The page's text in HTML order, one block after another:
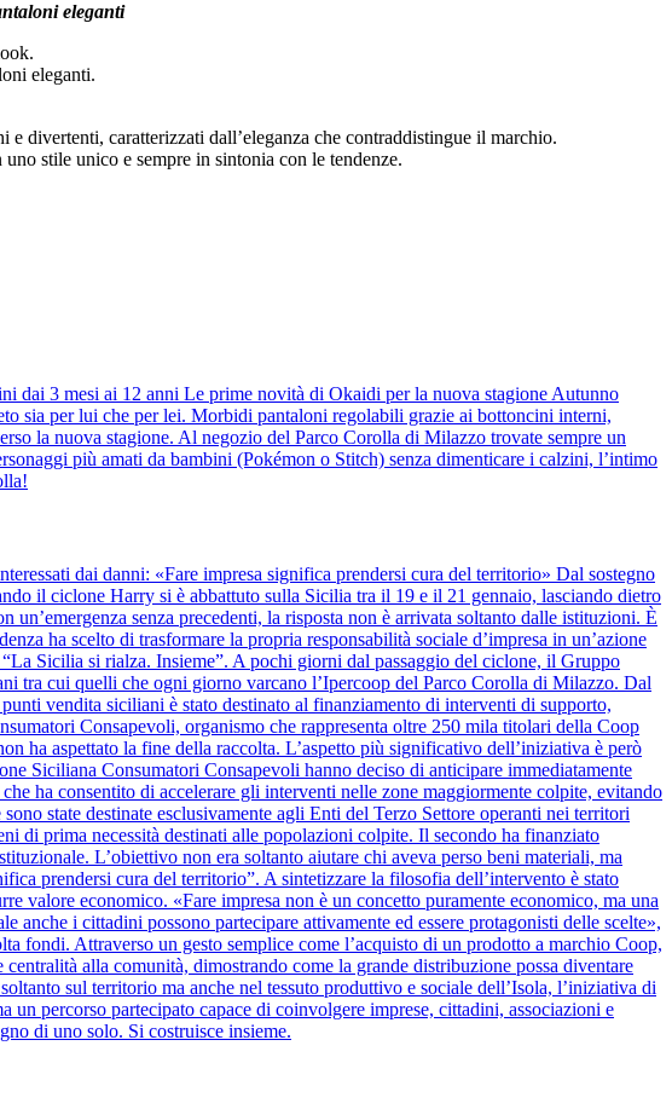
eleganti
eleganti.
divertenti, caratterizzati dall’eleganza che contraddistingue il marchio.
stile unico e sempre in sintonia con le tendenze.
dai 3 mesi ai 12 anni Le prime novità di Okaidi per la nuova stagione Autunno
sia per lui che per lei. Morbidi pantaloni regolabili grazie ai bottoncini interni,
la nuova stagione. Al negozio del Parco Corolla di Milazzo trovate sempre un
più amati da bambini (Pokémon o Stitch) senza dimenticare i calzini, l’intimo
dai danni: «Fare impresa significa prendersi cura del territorio» Dal sostegno
il ciclone Harry si è abbattuto sulla Sicilia tra il 19 e il 21 gennaio, lasciando dietro
senza precedenti, la risposta non è arrivata soltanto dalle istituzioni. È
ha scelto di trasformare la propria responsabilità sociale d’impresa in un’azione
Sicilia si rialza. Insieme”. A pochi giorni dal passaggio del ciclone, il Gruppo
tra cui quelli che ogni giorno varcano l’Ipercoop del Parco Corolla di Milazzo. Dal
vendita siciliani è stato destinato al finanziamento di interventi di supporto,
Consapevoli, organismo che rappresenta oltre 250 mila titolari della Coop
ha aspettato la fine della raccolta. L’aspetto più significativo dell’iniziativa è però
Siciliana Consumatori Consapevoli hanno deciso di anticipare immediatamente
ha consentito di accelerare gli interventi nelle zone maggiormente colpite, evitando
state destinate esclusivamente agli Enti del Terzo Settore operanti nei territori
di prima necessità destinati alle popolazioni colpite. Il secondo ha finanziato
L’obiettivo non era soltanto aiutare chi aveva perso beni materiali, ma
prendersi cura del territorio”. A sintetizzare la filosofia dell’intervento è stato
valore economico. «Fare impresa non è un concetto puramente economico, ma una
i cittadini possono partecipare attivamente ed essere protagonisti delle scelte»,
fondi. Attraverso un gesto semplice come l’acquisto di un prodotto a marchio Coop,
alla comunità, dimostrando come la grande distribuzione possa diventare
sul territorio ma anche nel tessuto produttivo e sociale dell’Isola, l’iniziativa di
percorso partecipato capace di coinvolgere imprese, cittadini, associazioni e
di uno solo. Si costruisce insieme.